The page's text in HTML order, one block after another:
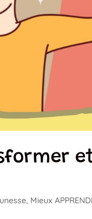
, Mieux